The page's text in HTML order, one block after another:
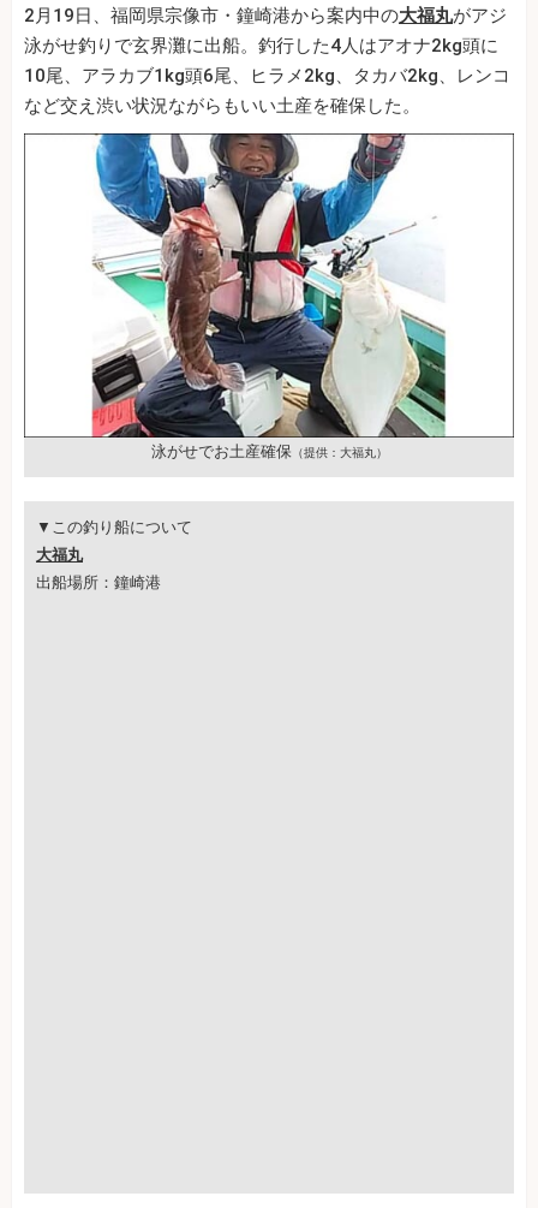
2月19日、福岡県宗像市・鐘崎港から案内中の大福丸がアジ
泳がせ釣りで玄界灘に出船。釣行した4人はアオナ2kg頭に
10尾、アラカブ1kg頭6尾、ヒラメ2kg、タカバ2kg、レンコ
など交え渋い状況ながらもいい土産を確保した。
泳がせでお土産確保 （提供：大福丸）
▼この釣り船について
大福丸
出船場所：鐘崎港